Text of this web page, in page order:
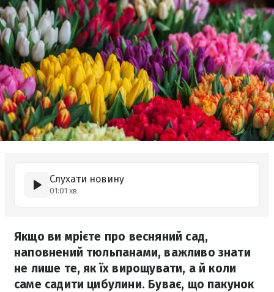
Слухати новину
01:01 хв
Якщо ви мрієте про весняний сад,
наповнений тюльпанами, важливо знати
не лише те, як їх вирощувати, а й коли
саме садити цибулини. Буває, що пакунок